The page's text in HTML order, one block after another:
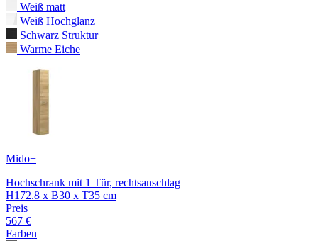
Weiß matt
Weiß Hochglanz
Schwarz Struktur
Warme Eiche
Mido+
Hochschrank mit 1 Tür, rechtsanschlag
H172.8 x B30 x T35 cm
Preis
567 €
Farben